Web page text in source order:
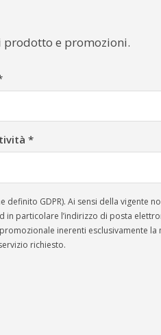
prodotto e promozioni.
*
di protezione dei
particolare l’indirizzo di posta
esclusivamente la nostra società.
richiesto.